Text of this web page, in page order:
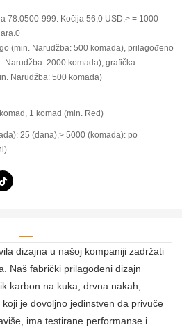
78.0500-999. Kočija 56,0 USD,> = 1000
(min. Narudžba: 500 komada), prilagođeno
Narudžba: 2000 komada), grafička
Narudžba: 500 komada)
1 komad (min. Red)
25 (dana),> 5000 (komada): po
dizajna u našoj kompaniji zadržati
Naš fabrički prilagođeni dizajn
karbon na kuka, drvna nakah,
je dovoljno jedinstven da privuče
ima testirane performanse i